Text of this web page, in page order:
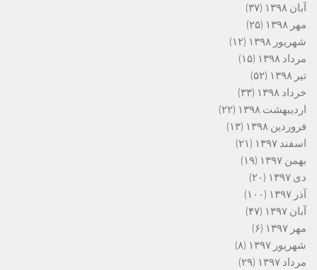
آبان ۱۳۹۸
(۳۷)
مهر ۱۳۹۸
(۲۵)
شهریور ۱۳۹۸
(۱۲)
مرداد ۱۳۹۸
(۱۵)
تیر ۱۳۹۸
(۵۲)
خرداد ۱۳۹۸
(۳۳)
اردیبهشت ۱۳۹۸
(۲۲)
فروردین ۱۳۹۸
(۱۳)
اسفند ۱۳۹۷
(۲۱)
بهمن ۱۳۹۷
(۱۹)
دی ۱۳۹۷
(۲۰)
آذر ۱۳۹۷
(۱۰۰)
آبان ۱۳۹۷
(۴۷)
مهر ۱۳۹۷
(۶)
شهریور ۱۳۹۷
(۸)
مرداد ۱۳۹۷
(۲۹)